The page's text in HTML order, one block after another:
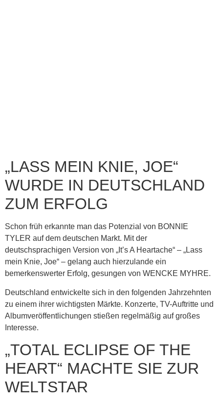
„LASS MEIN KNIE, JOE“
WURDE IN DEUTSCHLAND
ZUM ERFOLG
Schon früh erkannte man das Potenzial von BONNIE
TYLER auf dem deutschen Markt. Mit der
deutschsprachigen Version von „It’s A Heartache“ – „Lass
mein Knie, Joe“ – gelang auch hierzulande ein
bemerkenswerter Erfolg, gesungen von WENCKE MYHRE.
Deutschland entwickelte sich in den folgenden Jahrzehnten
zu einem ihrer wichtigsten Märkte. Konzerte, TV-Auftritte und
Albumveröffentlichungen stießen regelmäßig auf großes
Interesse.
„TOTAL ECLIPSE OF THE
HEART“ MACHTE SIE ZUR
WELTSTAR